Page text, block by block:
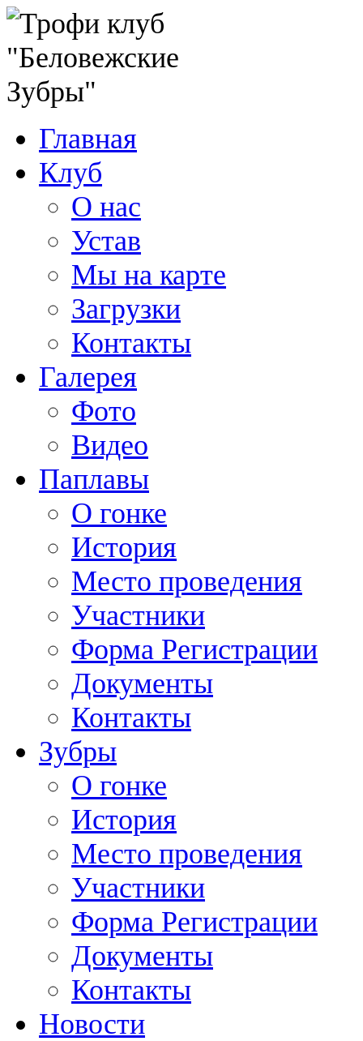
Главная
Клуб
О нас
Устав
Мы на карте
Загрузки
Контакты
Галерея
Фото
Видео
Паплавы
О гонке
История
Место проведения
Участники
Форма Регистрации
Документы
Контакты
Зубры
О гонке
История
Место проведения
Участники
Форма Регистрации
Документы
Контакты
Новости